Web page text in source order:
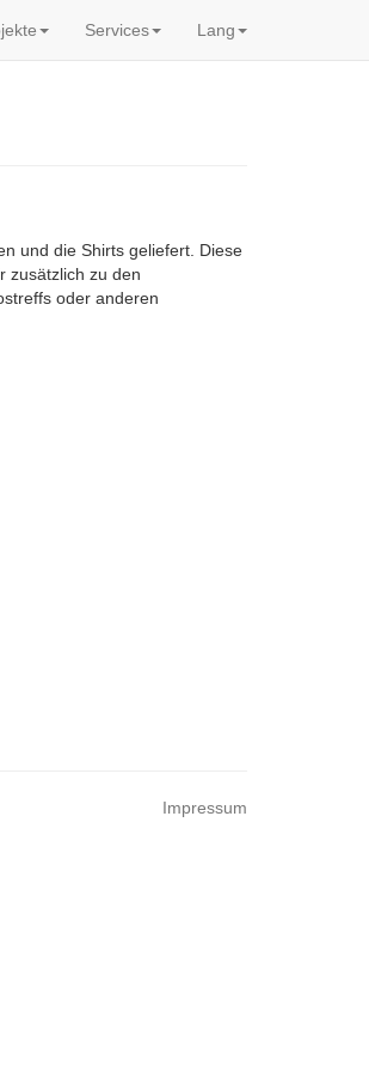
Services Lang
und die Shirts geliefert. Diese
zusätzlich zu den
oder anderen
Impressum